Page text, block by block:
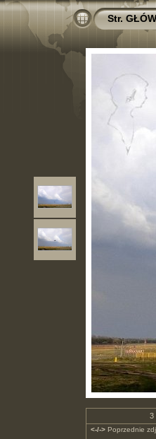
Str.
3
<-/->Poprzednie